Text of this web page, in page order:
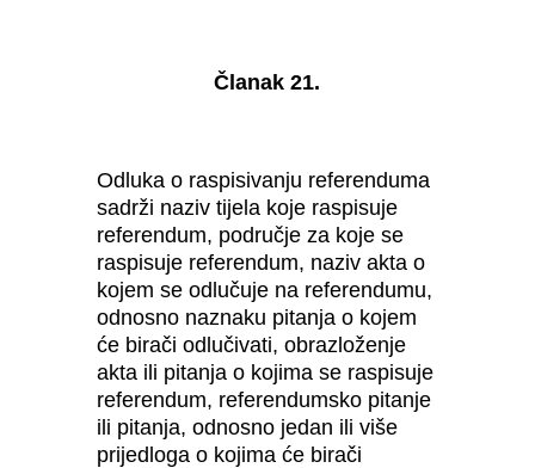
Članak 21.
Odluka o raspisivanju referenduma
sadrži naziv tijela koje raspisuje
referendum, područje za koje se
raspisuje referendum, naziv akta o
kojem se odlučuje na referendumu,
odnosno naznaku pitanja o kojem
će birači odlučivati, obrazloženje
akta ili pitanja o kojima se raspisuje
referendum, referendumsko pitanje
ili pitanja, odnosno jedan ili više
prijedloga o kojima će birači